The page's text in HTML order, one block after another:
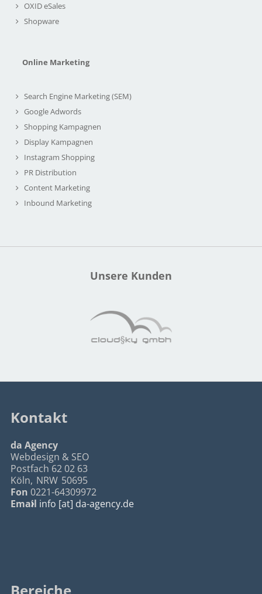
OXID eSales
Shopware
Online Marketing
Search Engine Marketing (SEM)
Google Adwords
Shopping Kampagnen
Display Kampagnen
Instagram Shopping
PR Distribution
Content Marketing
Inbound Marketing
Unsere Kunden
Kontakt
da Agency
Webdesign & SEO
Postfach 62 02 63
Köln, NRW 50695
Fon 0221-64309972
Email info [at] da-agency.de